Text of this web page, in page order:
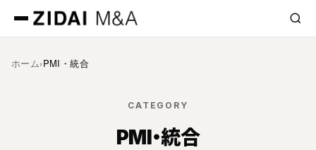
ホーム›PMI・統合
CATEGORY
PMI・統合